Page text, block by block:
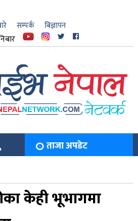
सम्पर्क बिज्ञापन
ताजा अपडेट
केही भूभागमा